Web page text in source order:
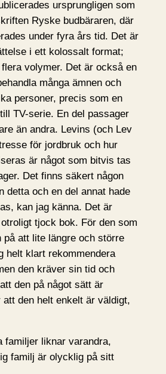
ursprungligen som
Ryske budbäraren, där
under fyra års tid. Det är
i ett kolossalt format;
volymer. Det är också en
många ämnen och
personer, precis som en
TV-serie. En del passager
än andra. Levins (och Lev
för jordbruk och hur
är något som bitvis tas
Det finns säkert någon
detta och en del annat hade
kan jag känna. Det är
tjock bok. För den som
på att lite längre och större
helt klart rekommendera
den kräver sin tid och
den på något sätt är
den helt enkelt är väldigt,
familjer liknar varandra,
familj är olycklig på sitt